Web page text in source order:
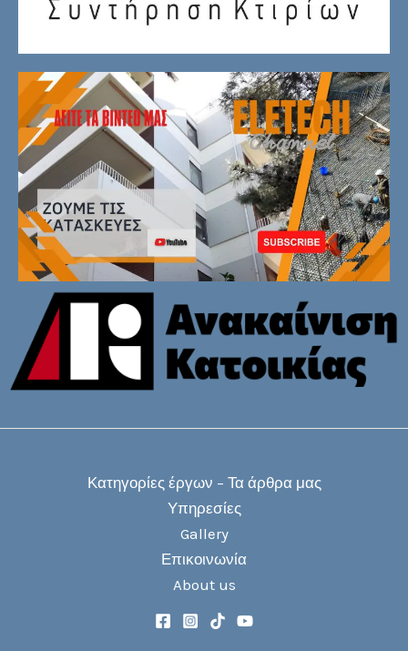
Κατηγορίες έργων – Τα άρθρα μας
Υπηρεσίες
Gallery
Επικοινωνία
About us